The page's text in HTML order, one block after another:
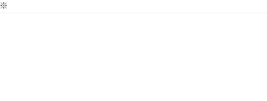
※